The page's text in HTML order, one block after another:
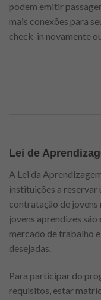
podem emitir
mais conexões para
check-in novamente
Lei de
A Lei da
instituições a reservar
contratação de jovens
jovens aprendizes
mercado de trabalho
desejadas.
Para participar do
requisitos, estar